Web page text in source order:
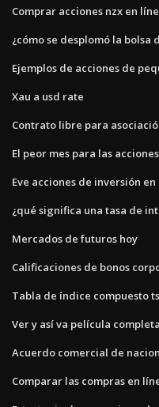
Comprar acciones nzx en
¿cómo se desplomó la bolsa
Ejemplos de acciones de
Xau a usd rate
Contrato libre para
El peor mes para las
Eve acciones de inversión
¿qué significa una tasa de
Mercados de futuros hoy
Calificaciones de bonos
Tabla de índice compuesto
Ver y así va película
Acuerdo comercial de
Comparar las compras en